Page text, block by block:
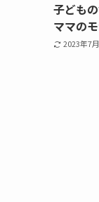
子ども
ママの
2023年7